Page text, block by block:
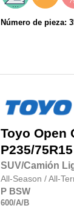
Número de pieza:
Toyo Open
P235/75R15
SUV/Camión
All-Season /All-
P BSW
600/A/B